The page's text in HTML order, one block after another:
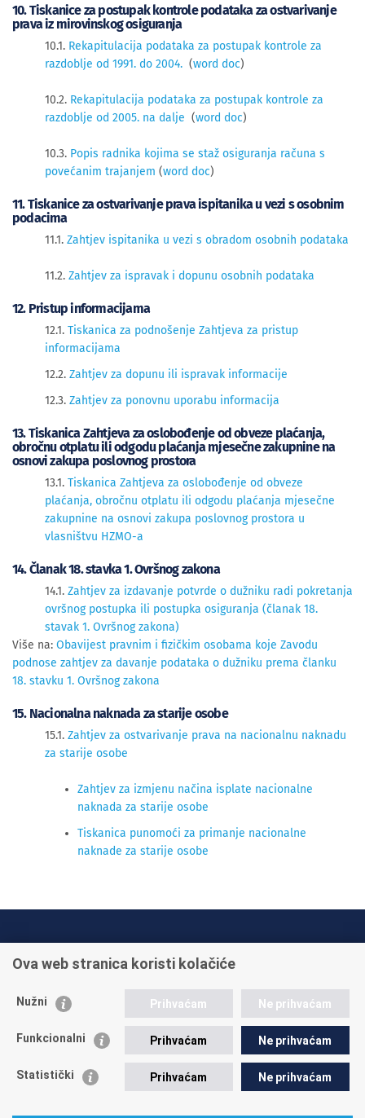
10. Tiskanice za postupak kontrole podataka za ostvarivanje
prava iz mirovinskog osiguranja
10.1. Rekapitulacija podataka za postupak kontrole za
razdoblje od 1991. do 2004. (word doc)
10.2. Rekapitulacija podataka za postupak kontrole za
razdoblje od 2005. na dalje (word doc)
10.3. Popis radnika kojima se staž osiguranja računa s
povećanim trajanjem (word doc)
11. Tiskanice za ostvarivanje prava ispitanika u vezi s osobnim
podacima
11.1. Zahtjev ispitanika u vezi s obradom osobnih podataka
11.2. Zahtjev za ispravak i dopunu osobnih podataka
12. Pristup informacijama
12.1. Tiskanica za podnošenje Zahtjeva za pristup
informacijama
12.2. Zahtjev za dopunu ili ispravak informacije
12.3. Zahtjev za ponovnu uporabu informacija
13. Tiskanica Zahtjeva za oslobođenje od obveze plaćanja,
obročnu otplatu ili odgodu plaćanja mjesečne zakupnine na
osnovi zakupa poslovnog prostora
13.1. Tiskanica Zahtjeva za oslobođenje od obveze
plaćanja, obročnu otplatu ili odgodu plaćanja mjesečne
zakupnine na osnovi zakupa poslovnog prostora u
vlasništvu HZMO-a
14. Članak 18. stavka 1. Ovršnog zakona
14.1. Zahtjev za izdavanje potvrde o dužniku radi pokretanja
ovršnog postupka ili postupka osiguranja (članak 18.
stavak 1. Ovršnog zakona)
Više na: Obavijest pravnim i fizičkim osobama koje Zavodu
podnose zahtjev za davanje podataka o dužniku prema članku
18. stavku 1. Ovršnog zakona
15. Nacionalna naknada za starije osobe
15.1. Zahtjev za ostvarivanje prava na nacionalnu naknadu
za starije osobe
Zahtjev za izmjenu načina isplate nacionalne
naknada za starije osobe
Tiskanica punomoći za primanje nacionalne
naknade za starije osobe
+385 1 45 95 011
Postavite pitanje
Ova web stranica koristi kolačiće
Nužni Prihvaćam Ne prihvaćam
Funkcionalni Prihvaćam Ne prihvaćam
Statistički Prihvaćam Ne prihvaćam